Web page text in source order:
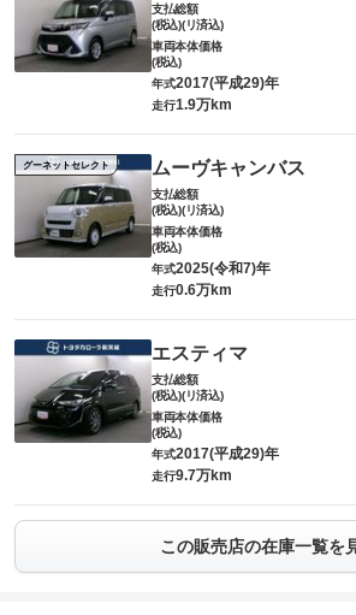
支払総額
(税込)(リ済込)
車両本体価格
(税込)
年式2017(平成29)年
走行1.9万km
グーネットセレクト ムーヴキャンバス
支払総額
(税込)(リ済込)
車両本体価格
(税込)
年式2025(令和7)年
走行0.6万km
エスティマ
支払総額
(税込)(リ済込)
車両本体価格
(税込)
年式2017(平成29)年
走行9.7万km
この販売店の在庫一覧を